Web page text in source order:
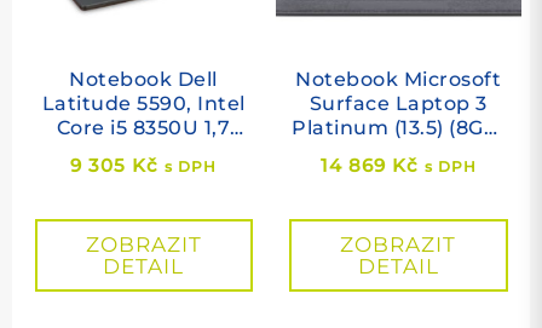
Notebook Dell
Latitude 5590, Intel
Core i5 8350U 1,7
GB SSD M.2, Intel
1920×1080, Windows
11 PRO
9 305 Kč s DPH
ZOBRAZIT
DETAIL
Notebook Microsoft
Surface Laptop 3
Platinum (13.5) (8GB)
(Touchscreen)
14 869 Kč s DPH
ZOBRAZIT
DETAIL